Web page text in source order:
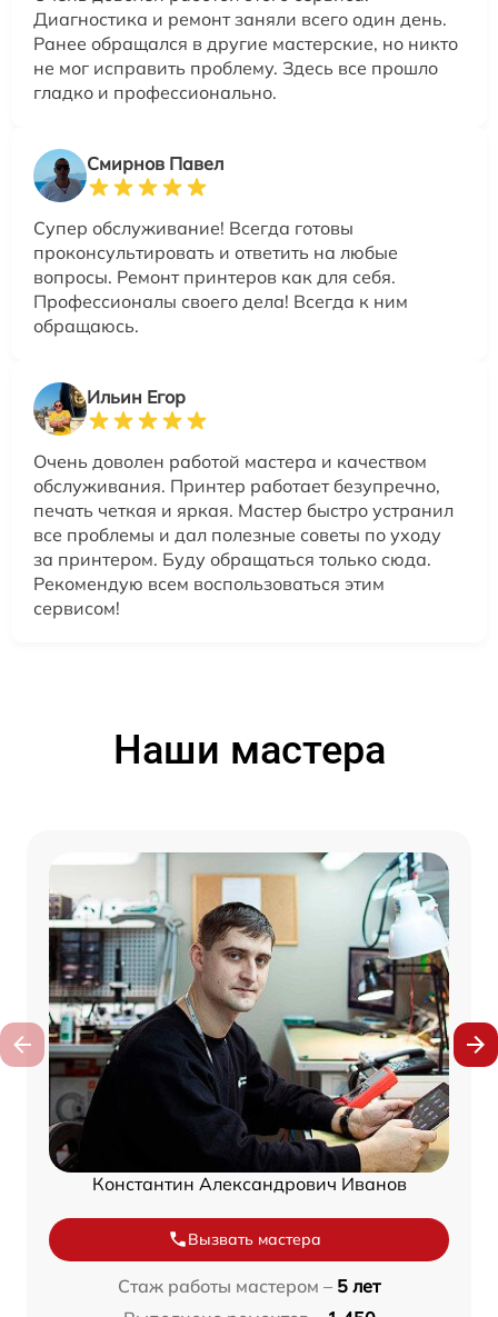
Диагностика и ремонт заняли всего один день.
Ранее обращался в другие мастерские, но никто
не мог исправить проблему. Здесь все прошло
гладко и профессионально.
Смирнов Павел
Супер обслуживание! Всегда готовы
проконсультировать и ответить на любые
вопросы. Ремонт принтеров как для себя.
Профессионалы своего дела! Всегда к ним
обращаюсь.
Ильин Егор
Очень доволен работой мастера и качеством
обслуживания. Принтер работает безупречно,
печать четкая и яркая. Мастер быстро устранил
все проблемы и дал полезные советы по уходу
за принтером. Буду обращаться только сюда.
Рекомендую всем воспользоваться этим
сервисом!
Наши мастера
Константин Александрович Иванов
Вызвать мастера
Стаж работы мастером – 5 лет